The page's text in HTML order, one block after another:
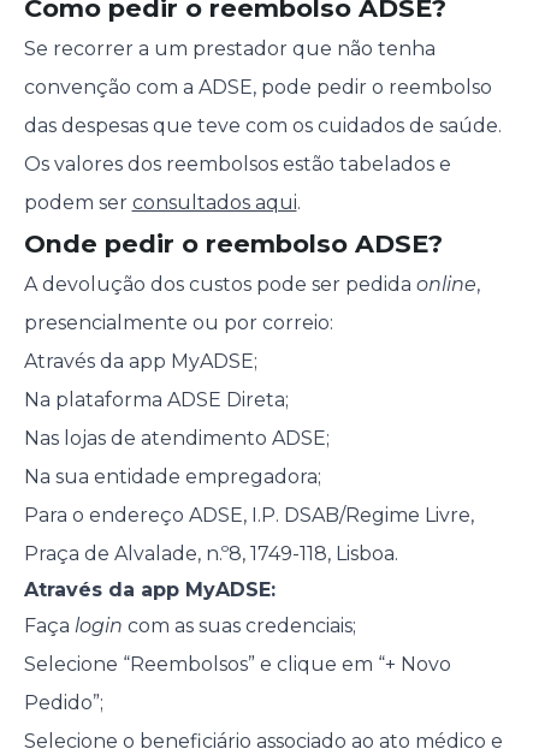
Como pedir o reembolso ADSE?
Se recorrer a um prestador que não tenha
convenção com a ADSE, pode pedir o reembolso
das despesas que teve com os cuidados de saúde.
Os valores dos reembolsos estão tabelados e
podem ser consultados aqui.
Onde pedir o reembolso ADSE?
A devolução dos custos pode ser pedida online,
presencialmente ou por correio:
Através da app MyADSE;
Na plataforma ADSE Direta;
Nas lojas de atendimento ADSE;
Na sua entidade empregadora;
Para o endereço ADSE, I.P. DSAB/Regime Livre,
Praça de Alvalade, n.º8, 1749-118, Lisboa.
Através da app MyADSE:
Faça login com as suas credenciais;
Selecione “Reembolsos” e clique em “+ Novo
Pedido”;
Selecione o beneficiário associado ao ato médico e